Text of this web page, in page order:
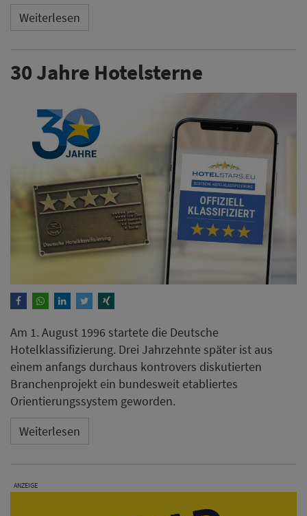
Weiterlesen
30 Jahre Hotelsterne
Am 1. August 1996 startete die Deutsche
Hotelklassifizierung. Drei Jahrzehnte später ist aus
einem anfangs durchaus kontrovers diskutierten
Branchenprojekt ein bundesweit etabliertes
Orientierungssystem geworden.
Weiterlesen
ANZEIGE